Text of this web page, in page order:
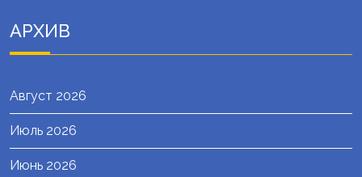
АРХИВ
Август 2026
Июль 2026
Июнь 2026